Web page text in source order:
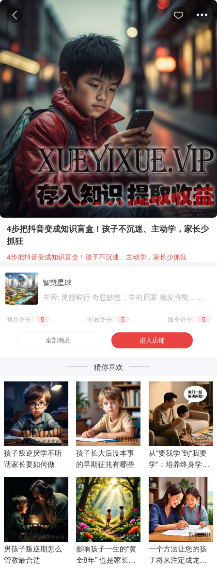
4步把抖音变成知识盲盒！孩子不沉迷、主动学，家长少
抓狂
4步把抖音变成知识盲盒！孩子不沉迷、主动学，家长少抓狂
智慧星球
主营: 灵感银行 奇思妙想，学前启蒙 激发潜能，基
精神文化
商品评分: 5 时效评分: 5 服务评分: 5
全部商品 进入店铺
猜你喜欢
孩子叛逆厌学不听
话家长要如何做
孩子长大后没本事
的早期征兆有哪些
从“要我学”到“我要
学”：培养终身学习
者的6大核心策略
男孩子叛逆期怎么
管教最合适
影响孩子一生的“黄
金8年” 也是家长的
一个方法让您的孩
子将来注定成龙成